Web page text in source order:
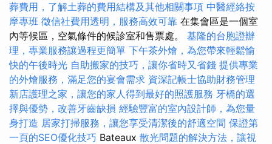
葬費用，了解土葬的費用結構及其他相關事項 中醫經絡按
摩專班 徵信社費用透明，服務高效可靠 在集會區是一個室
內等候區，空氣條件的候診室和售票處。 基隆的台胞證辦
理，專業服務讓過程更簡單 下午茶外燴，為您帶來輕鬆愉
快的午後時光 自助搬家的技巧，讓你省時又省錢 提供專業
的外燴服務，滿足您的宴會需求 資深記帳士協助財務管理
新店護理之家，讓您的家人得到最好的照護服務 牙橋的選
擇與優勢，改善牙齒缺損 經驗豐富的室內設計師，為您量
身打造 居家打掃服務，讓您享受清潔後的舒適空間 保證第
一頁的SEO優化技巧 Bateaux 散光問題的解決方法，讓視